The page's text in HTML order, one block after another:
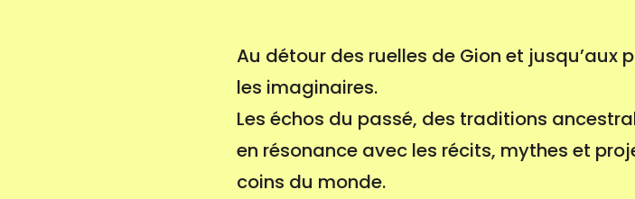
Au détour des ruelles de Gion et jusqu’aux
les imaginaires.
Les échos du passé, des traditions
en résonance avec les récits, mythes et
coins du monde.